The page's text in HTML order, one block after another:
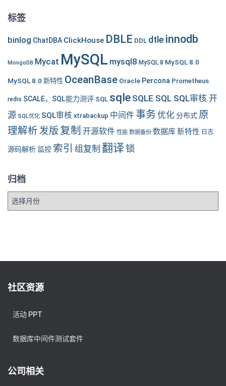
标签
binlog ChatDBA ClickHouse DBLE DDL dtleinnodb
MongoDB Mycat MySQL mysql8 MySQL 8 MySQL 8.0
MySQL 8.0 新特性 OceanBase Oracle Percona Prometheus
redis SCALE，SQL能力测评 SQL sqle SQLE SQL SQL审核 开
源 SQL优化 SQL审核 xtrabackup 中间件 事务 优化 分布式 原
理解析发版 复制 开源软件 性能 数据备份 数据库新特性 日志
源码解析 监控 索引 组复制 翻译锁
归档
归
社区资源
活动 PPT
数据库中间件测试套件
公司相关